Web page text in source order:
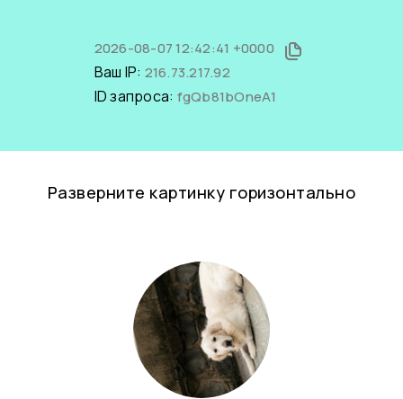
2026-08-07 12:42:41 +0000
Ваш IP: 216.73.217.92
ID запроса: fgQb81bOneA1
Разверните картинку горизонтально